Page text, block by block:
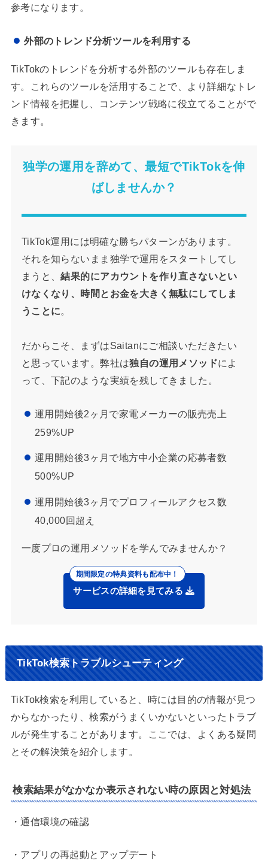
参考になります。
外部のトレンド分析ツールを利用する
TikTokのトレンドを分析する外部のツールも存在しま
す。これらのツールを活用することで、より詳細なトレ
ンド情報を把握し、コンテンツ戦略に役立てることがで
きます。
独学の運用を辞めて、最短でTikTokを伸
ばしませんか？
TikTok運用には明確な勝ちパターンがあります。
それを知らないまま独学で運用をスタートしてし
まうと、結果的にアカウントを作り直さないとい
けなくなり、時間とお金を大きく無駄にしてしま
うことに
だからこそ、まずはSaitanにご相談いただきたい
と思っています。弊社は独自の運用メソッドによ
って、下記のような実績を残してきました。
運用開始後2ヶ月で家電メーカーの販売売上
259%UP
運用開始後3ヶ月で地方中小企業の応募者数
500%UP
運用開始後3ヶ月でプロフィールアクセス数
40,000回超え
一度プロの運用メソッドを学んでみませんか？
サービスの詳細を見てみる
TikTok検索トラブルシューティング
TikTok検索を利用していると、時には目的の情報が見つ
からなかったり、検索がうまくいかないといったトラブ
ルが発生することがあります。ここでは、よくある疑問
とその解決策を紹介します。
検索結果がなかなか表示されない時の原因と対処法
・通信環境の確認
・アプリの再起動とアップデート